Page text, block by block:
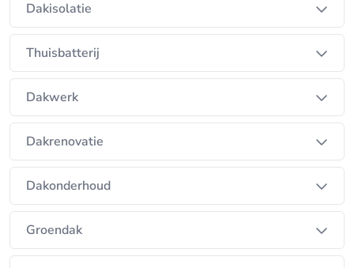
Dakisolatie
Thuisbatterij
Dakwerk
Dakrenovatie
Dakonderhoud
Groendak